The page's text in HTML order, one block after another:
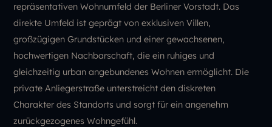
repräsentativen Wohnumfeld der Berliner Vorstadt. Das
direkte Umfeld ist geprägt von exklusiven Villen,
großzügigen Grundstücken und einer gewachsenen,
hochwertigen Nachbarschaft, die ein ruhiges und
gleichzeitig urban angebundenes Wohnen ermöglicht. Die
private Anliegerstraße unterstreicht den diskreten
Charakter des Standorts und sorgt für ein angenehm
zurückgezogenes Wohngefühl.